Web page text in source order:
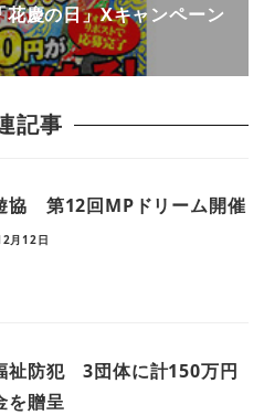
慶の日」Xキャンペーン
記事
協 第12回MPドリーム開催
月12日
祉防犯 3団体に計150万円
を贈呈